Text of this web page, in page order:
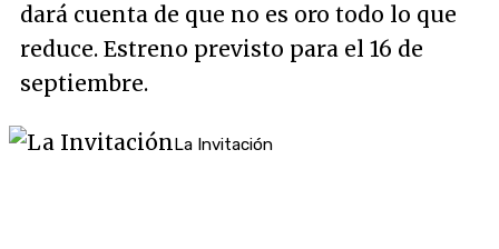
dará cuenta de que no es oro todo lo que
reduce. Estreno previsto para el 16 de
septiembre.
La Invitación